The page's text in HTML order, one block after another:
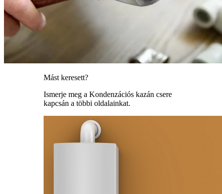
Mást keresett?
Ismerje meg a Kondenzációs kazán csere
kapcsán a többi oldalainkat.